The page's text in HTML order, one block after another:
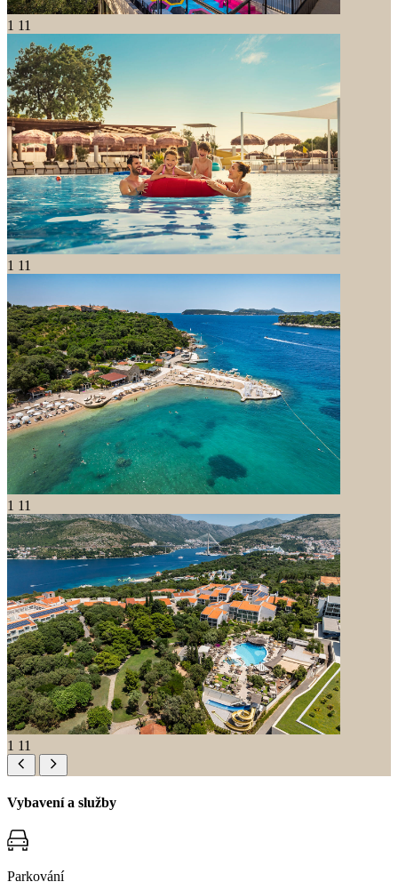
1 11
1 11
1 11
1 11
Vybavení a služby
Parkování